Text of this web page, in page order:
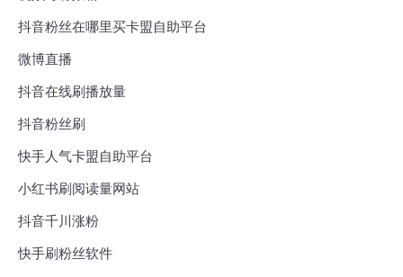
抖音粉丝在哪里买卡盟自助平台
微博直播
抖音在线刷播放量
抖音粉丝刷
快手人气卡盟自助平台
小红书刷阅读量网站
抖音千川涨粉
快手刷粉丝软件